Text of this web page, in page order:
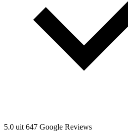
5.0 uit 647 Google Reviews